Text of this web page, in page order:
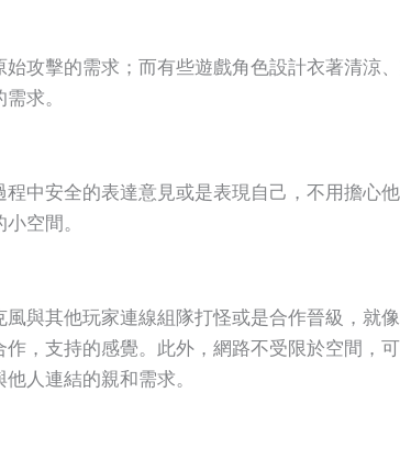
攻擊的需求；而有些遊戲角色設計衣著清涼
求。
中安全的表達意見或是表現自己，不用擔心
空間。
與其他玩家連線組隊打怪或是合作晉級，就
，支持的感覺。此外，網路不受限於空間，
人連結的親和需求。